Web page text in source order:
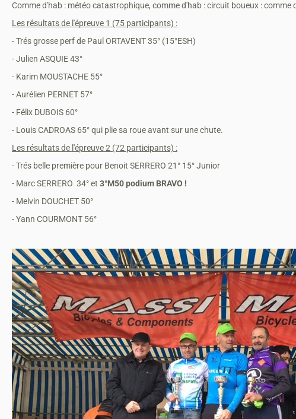
Comme d'hab : météo catastrophique, comme d'hab : circuit boueux :
Les résultats de l'épreuve 1 (75 participants) :
- Trés grosse perf de Paul ORTAVENT 35° (15°ESH)
- Julien ASQUIE 43°
- Karim MOUSTACHE 55°
- Aurélien PERNET 57°
- Félix DUBOIS 60°
- Louis CADROAS 65° qui plie sa roue avant sur une chute.
Les résultats de l'épreuve 2 (72 participants) :
- Trés belle première pour Benoit SERRERO 21° 15° Junior
- Marc SERRERO 34° et 3°M50 podium BRAVO !
- Melvin DOUCHET 50°
- Yann COURMONT 56°